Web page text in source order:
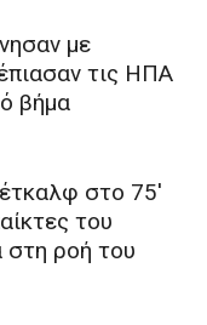
με
τις ΗΠΑ
βήμα
στο 75′
του
στη ροή του